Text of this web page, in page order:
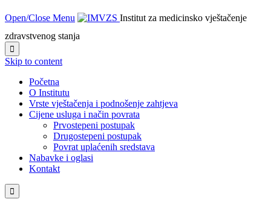
Open/Close Menu
Institut za medicinsko vještačenje
zdravstvenog stanja

Skip to content
Početna
O Institutu
Vrste vještačenja i podnošenje zahtjeva
Cijene usluga i način povrata
Prvostepeni postupak
Drugostepeni postupak
Povrat uplaćenih sredstava
Nabavke i oglasi
Kontakt
